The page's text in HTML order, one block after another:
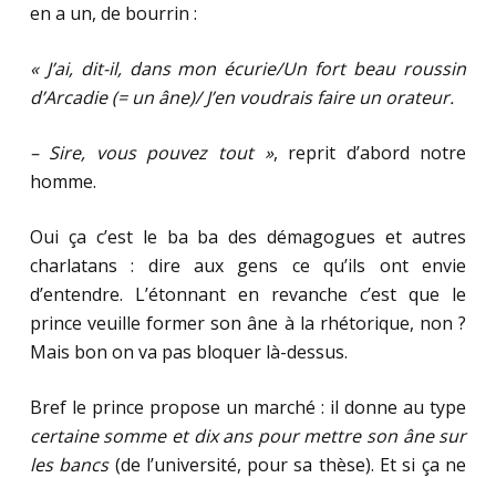
en a un, de bourrin :
« J’ai, dit-il, dans mon écurie/Un fort beau roussin
d’Arcadie (= un âne)/ J’en voudrais faire un orateur.
– Sire, vous pouvez tout », reprit d’abord notre
homme.
Oui ça c’est le ba ba des démagogues et autres
charlatans : dire aux gens ce qu’ils ont envie
d’entendre. L’étonnant en revanche c’est que le
prince veuille former son âne à la rhétorique, non ?
Mais bon on va pas bloquer là-dessus.
Bref le prince propose un marché : il donne au type
certaine somme et dix ans pour mettre son âne sur
les bancs(de l’université, pour sa thèse). Et si ça ne